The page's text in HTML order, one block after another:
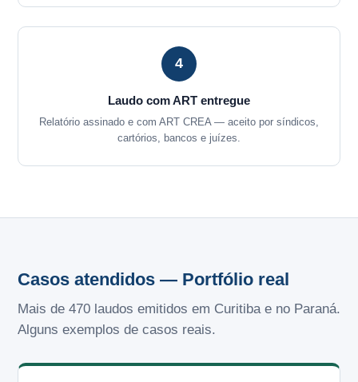
4
Laudo com ART entregue
Relatório assinado e com ART CREA — aceito por síndicos,
cartórios, bancos e juízes.
Casos atendidos — Portfólio real
Mais de 470 laudos emitidos em Curitiba e no Paraná.
Alguns exemplos de casos reais.